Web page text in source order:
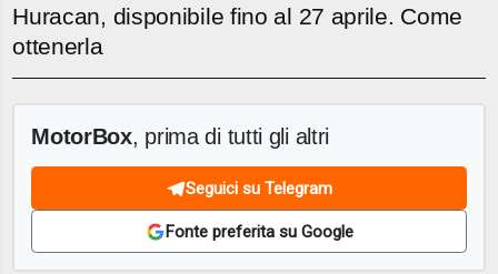
Huracan, disponibile fino al 27 aprile. Come
ottenerla
MotorBox, prima di tutti gli altri
Seguici su Telegram
Fonte preferita su Google